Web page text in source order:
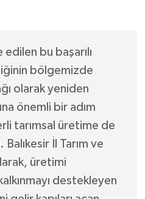
bu başarılı
bölgemizde
olarak yeniden
önemli bir adım
tarımsal üretime de
İl Tarım ve
üretimi
destekleyen